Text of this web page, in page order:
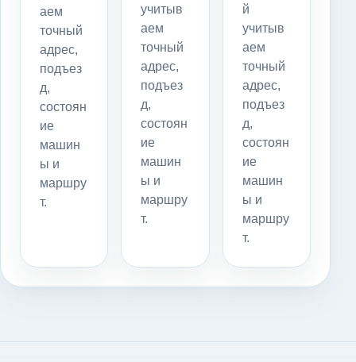
аем
точный
адрес,
подъез
д,
состоян
ие
машин
ы и
маршру
т.
учитыв
аем
точный
адрес,
подъез
д,
состоян
ие
машин
ы и
маршру
т.
й
учитыв
аем
точный
адрес,
подъез
д,
состоян
ие
машин
ы и
маршру
т.